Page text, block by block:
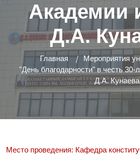
Академии
Д.А.
Главная
Мероприятия
"День благодарности" в честь
Д.А. Кунаева
Место проведения: Кафедра